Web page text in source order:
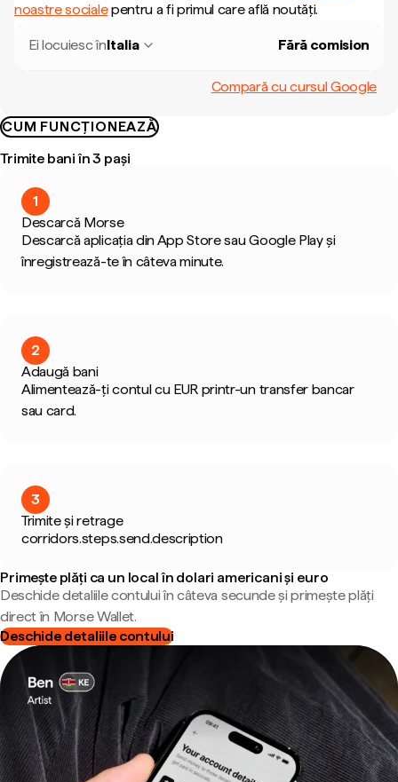
noastre socialepentru a fi primul care află noutăți.
Ei locuiesc înItalia Fără comision
Compară cu cursul Google
CUM FUNCȚIONEAZĂ
Trimite bani în 3 pași
1
Descarcă Morse
Descarcă aplicația din App Store sau Google Play și
înregistrează-te în câteva minute.
2
Adaugă bani
Alimentează-ți contul cu EUR printr-un transfer bancar
sau card.
3
Trimite și retrage
corridors.steps.send.description
Primește plăți ca un local în dolari americani și euro
Deschide detaliile contului în câteva secunde și primește plăți
direct în Morse Wallet.
Deschide detaliile contului